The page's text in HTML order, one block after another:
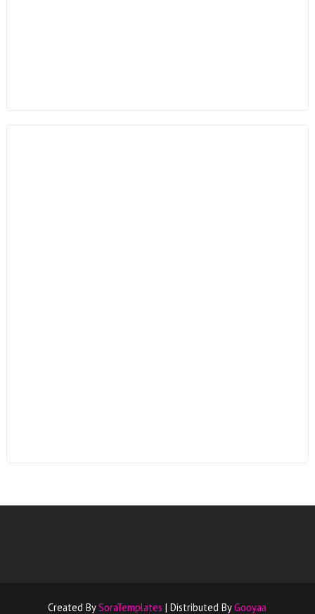
Created BySoraTemplates | Distributed ByGooyaa